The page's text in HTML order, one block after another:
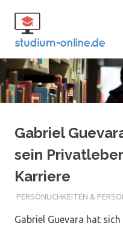
Inhalt
springen
Gabriel
sein
Karriere
PERSÖNLICHKEITEN &
Gabriel Guevara hat